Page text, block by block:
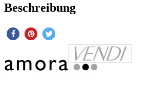
Beschreibung